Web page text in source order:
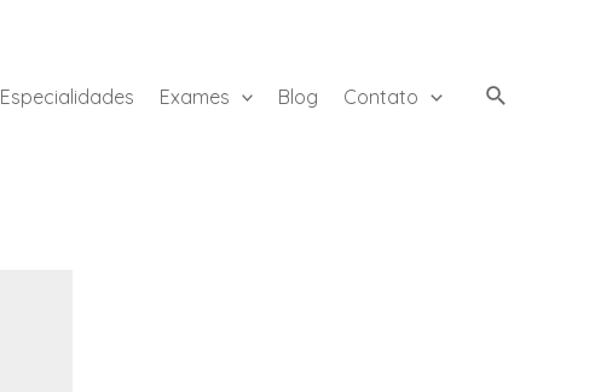
Especialidades Exames Blog Contato